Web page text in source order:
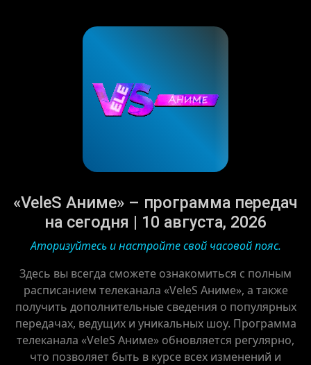
«VeleS Аниме» – программа передач
на сегодня | 10 августа, 2026
Аторизуйтесь и настройте свой часовой пояс.
Здесь вы всегда сможете ознакомиться с полным
расписанием телеканала «VeleS Аниме», а также
получить дополнительные сведения о популярных
передачах, ведущих и уникальных шоу. Программа
телеканала «VeleS Аниме» обновляется регулярно,
что позволяет быть в курсе всех изменений и